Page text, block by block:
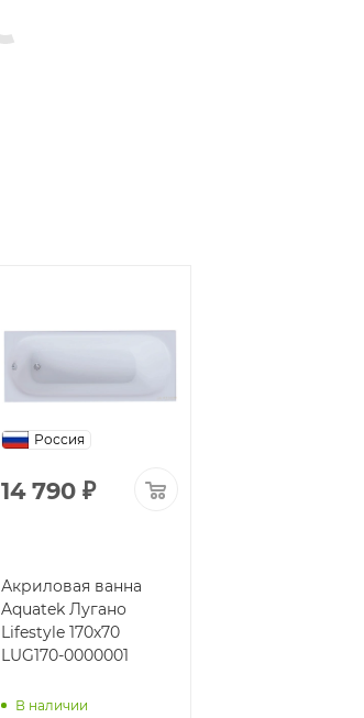
Россия
14 790 ₽
Акриловая ванна
Aquatek Лугано
Lifestyle 170х70
LUG170-0000001
В наличии